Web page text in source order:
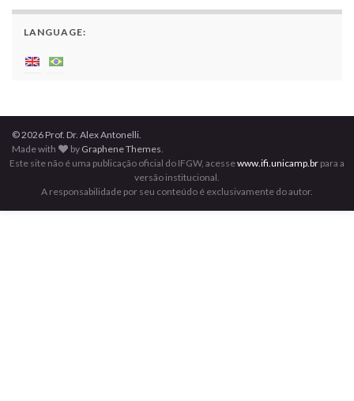
LANGUAGE:
© 2026 Prof. Dr. Alex Antonelli.
Made with
by Graphene Themes.
Este site não é uma publicação oficial do IFGW, acessewww.ifi.unicamp.br para a
versão institucional.
A responsabilidade por seu conteúdo é exclusivamente do autor.